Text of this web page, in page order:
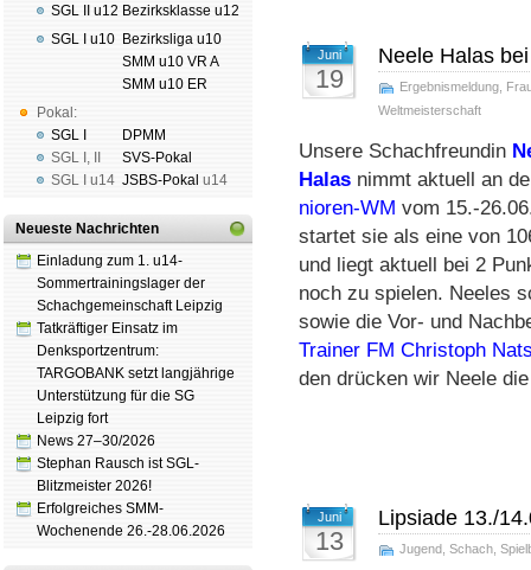
SGL II u12
SGL I u10
Pokal:
SGL I
SGL I ,
SGL I
u14
Bezirksklasse u12
Bezirksliga u10
SMM u10 VR A
SMM u10 ER
DPMM
SVS-Pokal
JSBS-Pokal u14
Neueste Nachrichten
Einladung zum 1. u14-
Sommertrainingslager der
Schachgemeinschaft Leipzig
Tatkräftiger Einsatz im
Denksportzentrum:
TARGOBANK setzt langjährige
Unterstützung für die SG
Leipzig fort
News 27–30/2026
Stephan Rausch ist SGL-
Blitzmeister 2026!
Erfolgreiches SMM-
Wochenende 26.-28.06.2026
Juni
19
Neele Halas
Ergebnismeldung
Weltmeisterschaft
Unsere Schachfreundin
Halas nimmt ak­tu­ell an
nio­ren-WM vom 15.-
star­tet sie als eine von
und liegt ak­tu­ell bei 2
noch zu spie­len. Nee­les
sowie die Vor- und
Trai­ner FM Chris­toph
den drü­cken wir Nee­le
Juni
13
Lipsiade 13./
Jugend Schach